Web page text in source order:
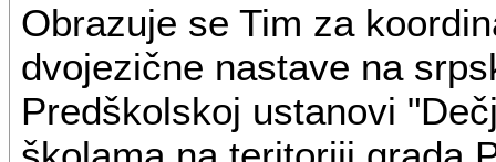
Obrazuje se Tim za
dvojezične nastave na
Predškolskoj ustanovi